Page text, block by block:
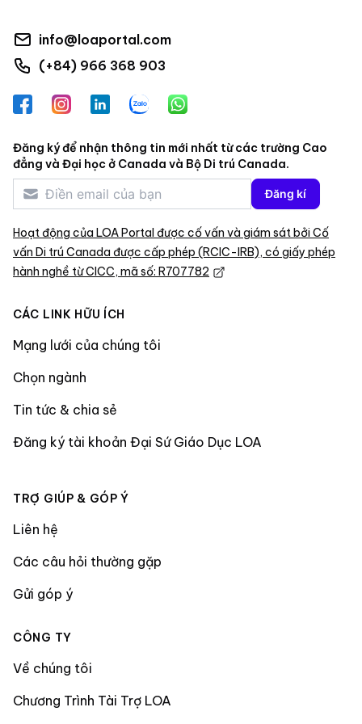
info@loaportal.com
(+84) 966 368 903
FacebookInstagramLinkedInZalo WhatsApp
Đăng ký để nhận thông tin mới nhất từ các trường Cao
đẳng và Đại học ở Canada và Bộ Di trú Canada.
Đăng kí
Hoạt động của LOA Portal được cố vấn và giám sát bởi Cố
vấn Di trú Canada được cấp phép (RCIC-IRB), có giấy phép
hành nghề từ CICC, mã số: R707782
CÁC LINK HỮU ÍCH
Mạng lưới của chúng tôi
Chọn ngành
Tin tức & chia sẻ
Đăng ký tài khoản Đại Sứ Giáo Dục LOA
TRỢ GIÚP & GÓP Ý
Liên hệ
Các câu hỏi thường gặp
Gửi góp ý
CÔNG TY
Về chúng tôi
Chương Trình Tài Trợ LOA